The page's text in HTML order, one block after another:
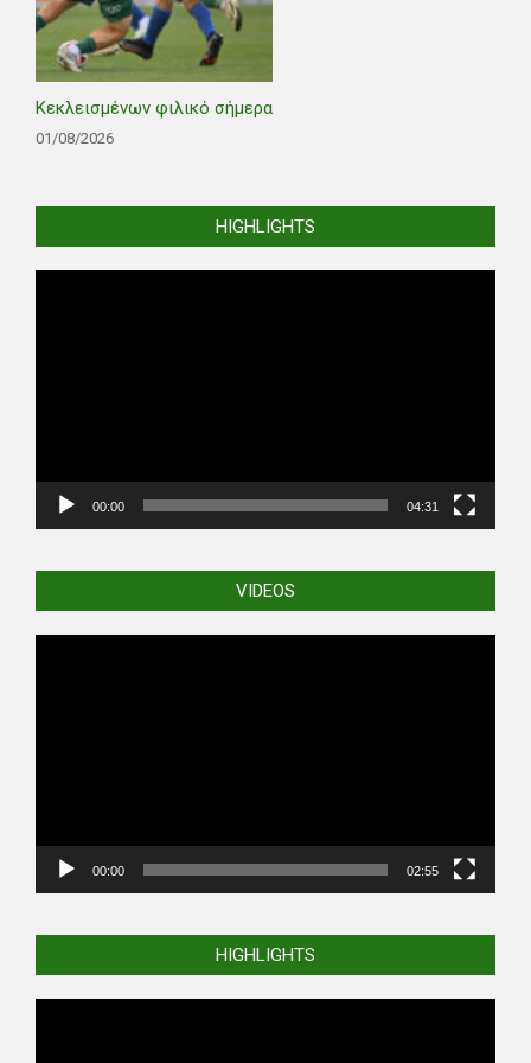
Κεκλεισμένων φιλικό σήμερα
01/08/2026
HIGHLIGHTS
00:00 04:31
VIDEOS
00:00 02:55
HIGHLIGHTS